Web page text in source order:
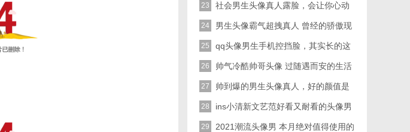
超级帅气的
23 社会男生头像真人露脸，会让你心动
的帅哥哥
24 男生头像霸气超拽真人 曾经的骄傲现
在没必要拽了
25 qq头像男生手机控挡脸，其实长的这
帅没必要挡住脸
26 帅气冷酷帅哥头像 过随遇而安的生活
27 帅到爆的男生头像真人，好的颜值是
天生的不用羡慕
28 ins小清新文艺范好看又耐看的头像男
真人
29 2021潮流头像男 本月绝对值得使用的